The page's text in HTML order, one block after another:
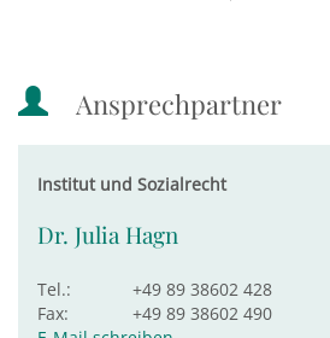
Ansprechpartner
Institut und Sozialrecht
Dr. Julia Hagn
Tel.:
+49 89 38602 428
Fax:
+49 89 38602 490